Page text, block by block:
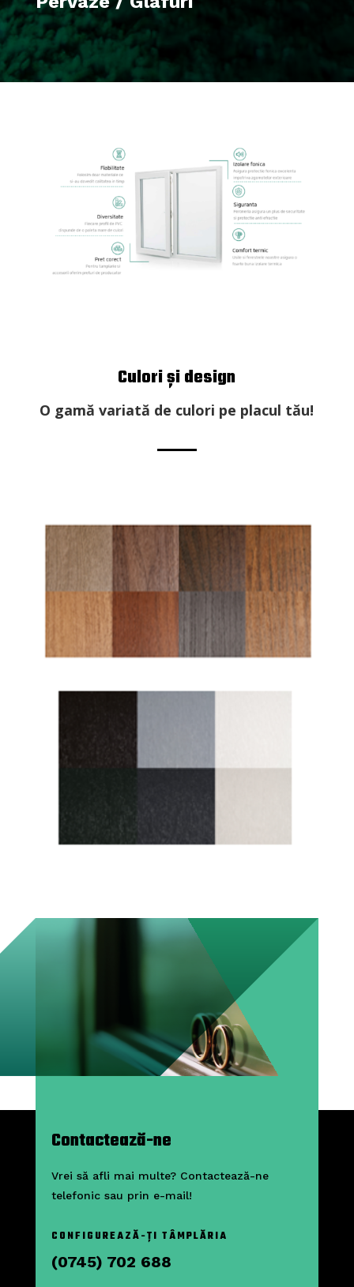
Culori și design
O gamă variată de culori pe placul tău!
Contactează-ne
Vrei să afli mai multe? Contactează-ne
telefonic sau prin e-mail!
CONFIGUREAZĂ-ȚI TÂMPLĂRIA
(0745) 702 688